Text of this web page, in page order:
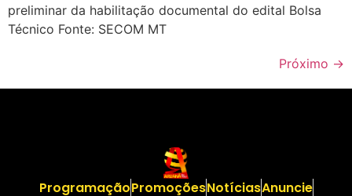
preliminar da habilitação documental do edital Bolsa
Técnico Fonte: SECOM MT
Próximo →
ProgramaçãoPromoçõesNotíciasAnuncie